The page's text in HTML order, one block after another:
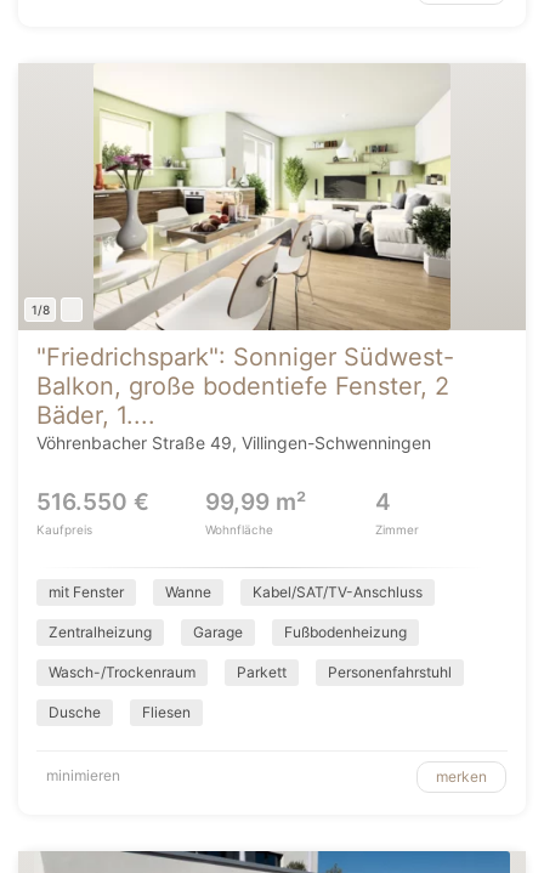
1/8
"Friedrichspark": Sonniger Südwest-
Balkon, große bodentiefe Fenster, 2
Bäder, 1....
Vöhrenbacher Straße 49, Villingen-Schwenningen
516.550 €
Kaufpreis
99,99 m²
Wohnfläche
4
Zimmer
mit Fenster Wanne Kabel/SAT/TV-Anschluss
Zentralheizung Garage Fußbodenheizung
Wasch-/Trockenraum Parkett Personenfahrstuhl
Dusche Fliesen
minimieren merken